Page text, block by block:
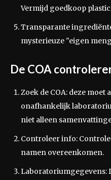
Vermijd goedkoop
Transparante
mysterieuze "eigen
De COA
Zoek de COA: deze
onafhankelijk
niet alleen
Controleer info:
namen overeenkomen.
Laboratoriumgegevens: